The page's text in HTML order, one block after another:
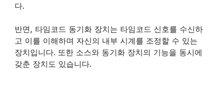
다.
반면, 타임코드 동기화 장치는 타임코드 신호를 수신하
고 이를 이해하며 자신의 내부 시계를 조정할 수 있는
장치입니다. 또한 소스와 동기화 장치의 기능을 동시에
갖춘 장치도 있습니다.